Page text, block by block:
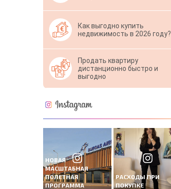
Как выгодно купить
недвижимость в 2026 году?
Продать квартиру
дистанционно быстро и
выгодно
НОВАЯ
МАСШТАБНАЯ
ПОЛЕТНАЯ
ПРОГРАММА
РАСХОДЫ ПРИ
ПОКУПКЕ